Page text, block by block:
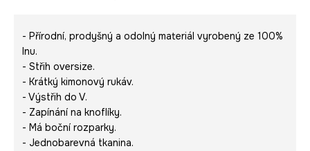
- Přírodní, prodyšný a odolný materiál vyrobený ze 100%
lnu.
- Střih oversize.
- Krátký kimonový rukáv.
- Výstřih do V.
- Zapínání na knoflíky.
- Má boční rozparky.
- Jednobarevná tkanina.